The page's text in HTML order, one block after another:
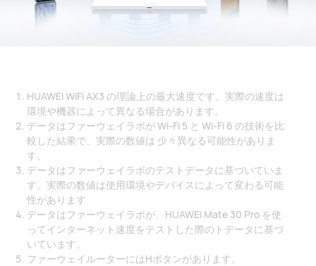
HUAWEI WiFi AX3 の理論上の最大速度です。実際の速度は
環境や機器によって異なる場合があります。
データはファーウェイラボが Wi-Fi 5 と Wi-Fi 6 の技術を比
較した結果で、実際の数値は 少々異なる可能性がありま
す。
データはファーウェイラボのテストデータに基づいていま
す。実際の数値は使用環境やデバイスによって変わる可能
性があります
データはファーウェイラボが、HUAWEI Mate 30 Pro を使
ってインターネット速度をテストした際のトデータに基づ
いています。
ファーウェイルーターにはHボタンがあります。